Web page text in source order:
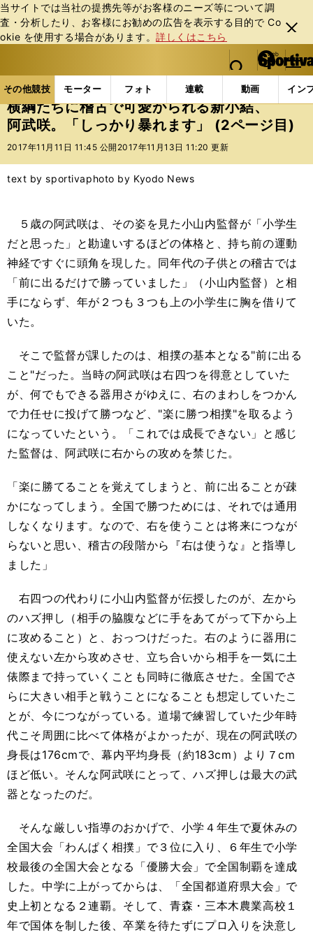
当サイトでは当社の提携先等がお客様のニーズ等について調
査・分析したり、お客様にお勧めの広告を表⽰する⽬的で Co
okie を使⽤する場合があります。詳しくはこちら
閉じ
る
web Sportiva (webスポルティーバ)
検索
マイペ
ー
ジ
メニュ
その他競技 モーター フォト 連載 動画 イン
ス
ポ
ル
バ
その他競技の記事一覧 その他競技 大相撲 横綱
横綱たちに稽古で可愛がられる新小結、
阿武咲。「しっかり暴れます」 (2ページ目)
2017年11月11日 11:45 公開 2017年11月13日 11:20 更新
text by sportivaphoto by Kyodo News
５歳の阿武咲は、その姿を見た小山内監督が「小学生
だと思った」と勘違いするほどの体格と、持ち前の運動
神経ですぐに頭角を現した。同年代の子供との稽古では
「前に出るだけで勝っていました」（小山内監督）と相
手にならず、年が２つも３つも上の小学生に胸を借りて
いた。
そこで監督が課したのは、相撲の基本となる"前に出る
こと"だった。当時の阿武咲は右四つを得意としていた
が、何でもできる器用さがゆえに、右のまわしをつかん
で力任せに投げて勝つなど、"楽に勝つ相撲"を取るよう
になっていたという。「これでは成長できない」と感じ
た監督は、阿武咲に右からの攻めを禁じた。
「楽に勝てることを覚えてしまうと、前に出ることが疎
かになってしまう。全国で勝つためには、それでは通用
しなくなります。なので、右を使うことは将来につなが
らないと思い、稽古の段階から『右は使うな』と指導し
ました」
右四つの代わりに小山内監督が伝授したのが、左から
のハズ押し（相手の脇腹などに手をあてがって下から上
に攻めること）と、おっつけだった。右のように器用に
使えない左から攻めさせ、立ち合いから相手を一気に土
俵際まで持っていくことも同時に徹底させた。全国でさ
らに大きい相手と戦うことになることも想定していたこ
とが、今につながっている。道場で練習していた少年時
代こそ周囲に比べて体格がよかったが、現在の阿武咲の
身長は176cmで、幕内平均身長（約183cm）より７cm
ほど低い。そんな阿武咲にとって、ハズ押しは最大の武
器となったのだ。
そんな厳しい指導のおかげで、小学４年生で夏休みの
全国大会「わんぱく相撲」で３位に入り、６年生で小学
校最後の全国大会となる「優勝大会」で全国制覇を達成
した。中学に上がってからは、「全国都道府県大会」で
史上初となる２連覇。そして、青森・三本木農業高校１
年で国体を制した後、卒業を待たずにプロ入りを決意し